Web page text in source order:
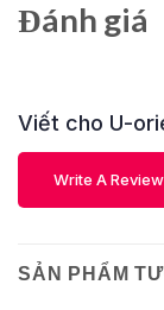
Đánh giá
Viết cho U-
Write A Review
SẢN PHẨM